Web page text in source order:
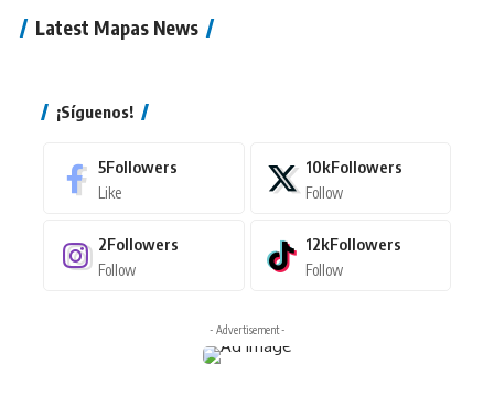
Latest Mapas News
¡Síguenos!
5Followers
Like
10kFollowers
Follow
2Followers
Follow
12kFollowers
Follow
- Advertisement -